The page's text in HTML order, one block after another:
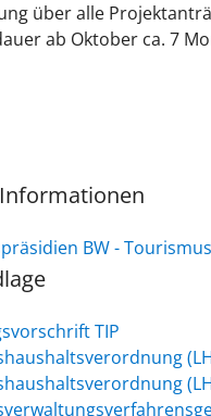
über alle
ab Oktober ca. 7
BW -
TIP